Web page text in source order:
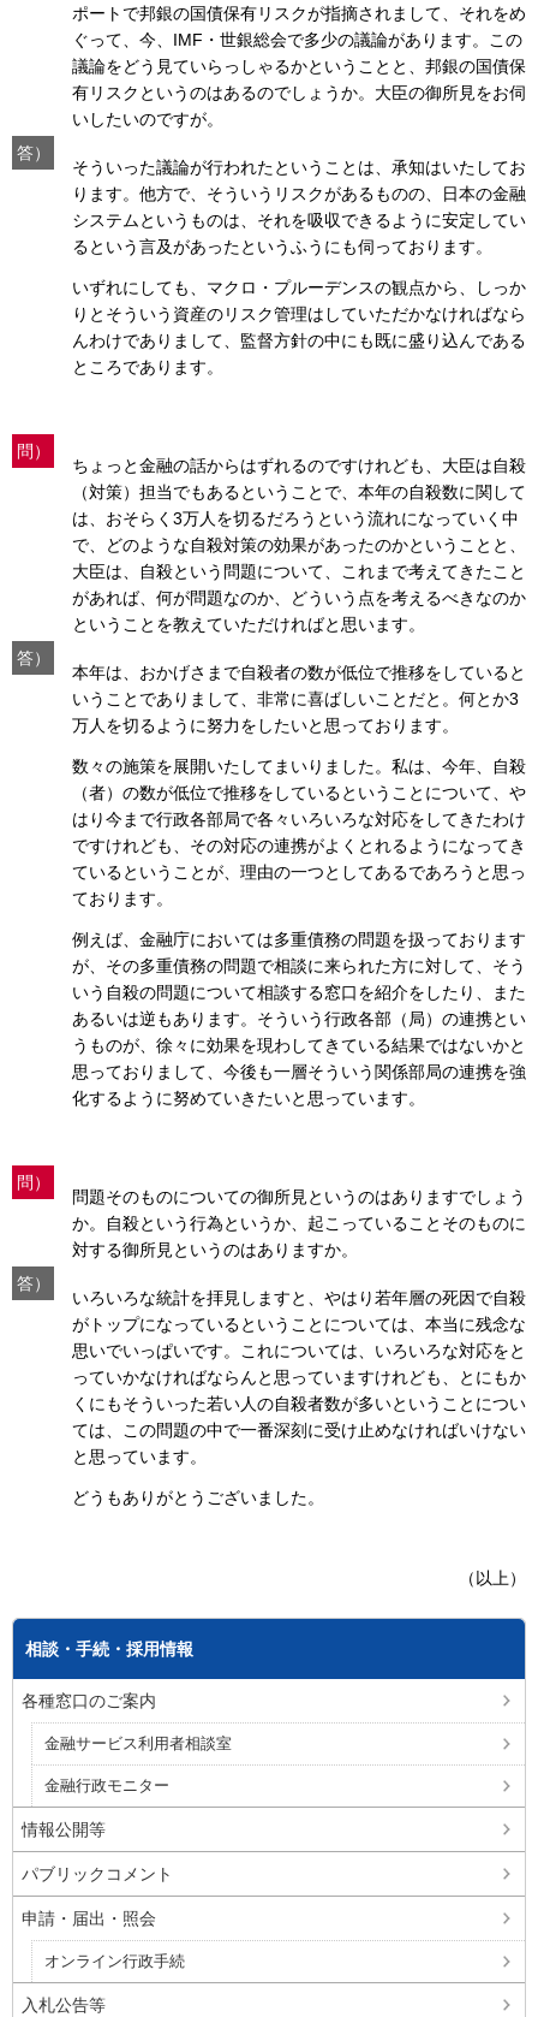
ポートで邦銀の国債保有リスクが指摘されまして、それをめ
ぐって、今、IMF・世銀総会で多少の議論があります。この
議論をどう見ていらっしゃるかということと、邦銀の国債保
有リスクというのはあるのでしょうか。大臣の御所見をお伺
いしたいのですが。
答）
そういった議論が行われたということは、承知はいたしてお
ります。他方で、そういうリスクがあるものの、日本の金融
システムというものは、それを吸収できるように安定してい
るという言及があったというふうにも伺っております。
いずれにしても、マクロ・プルーデンスの観点から、しっか
りとそういう資産のリスク管理はしていただかなければなら
んわけでありまして、監督方針の中にも既に盛り込んである
ところであります。
問）
ちょっと金融の話からはずれるのですけれども、大臣は自殺
（対策）担当でもあるということで、本年の自殺数に関して
は、おそらく3万人を切るだろうという流れになっていく中
で、どのような自殺対策の効果があったのかということと、
大臣は、自殺という問題について、これまで考えてきたこと
があれば、何が問題なのか、どういう点を考えるべきなのか
ということを教えていただければと思います。
答）
本年は、おかげさまで自殺者の数が低位で推移をしていると
いうことでありまして、非常に喜ばしいことだと。何とか3
万人を切るように努力をしたいと思っております。
数々の施策を展開いたしてまいりました。私は、今年、自殺
（者）の数が低位で推移をしているということについて、や
はり今まで行政各部局で各々いろいろな対応をしてきたわけ
ですけれども、その対応の連携がよくとれるようになってき
ているということが、理由の一つとしてあるであろうと思っ
ております。
例えば、金融庁においては多重債務の問題を扱っております
が、その多重債務の問題で相談に来られた方に対して、そう
いう自殺の問題について相談する窓口を紹介をしたり、また
あるいは逆もあります。そういう行政各部（局）の連携とい
うものが、徐々に効果を現わしてきている結果ではないかと
思っておりまして、今後も一層そういう関係部局の連携を強
化するように努めていきたいと思っています。
問）
問題そのものについての御所見というのはありますでしょう
か。自殺という行為というか、起こっていることそのものに
対する御所見というのはありますか。
答）
いろいろな統計を拝見しますと、やはり若年層の死因で自殺
がトップになっているということについては、本当に残念な
思いでいっぱいです。これについては、いろいろな対応をと
っていかなければならんと思っていますけれども、とにもか
くにもそういった若い人の自殺者数が多いということについ
ては、この問題の中で一番深刻に受け止めなければいけない
と思っています。
どうもありがとうございました。
（以上）
相談・手続・採用情報
各種窓口のご案内
金融サービス利用者相談室
金融行政モニター
情報公開等
パブリックコメント
申請・届出・照会
オンライン行政手続
入札公告等